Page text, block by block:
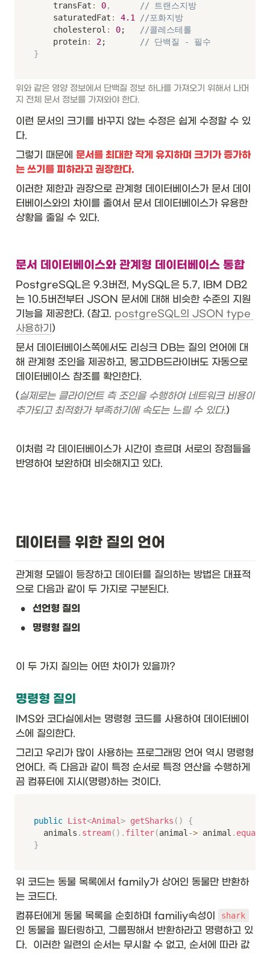
    transFat
: 0,
// 트랜스지방
    saturatedFat
: 4.1
//포화지방
    cholesterol
: 0;
//콜레스테롤
    protein
: 2;
// 단백질 - 필수
}
위와 같은 영양 정보에서 단백질 정보 하나를 가져오기 위해서 나머
지 전체 문서 정보를 가져와야 한다.
이런 문서의 크기를 바꾸지 않는 수정은 쉽게 수정할 수 있
다.
그렇기 때문에 문서를 최대한 작게 유지하며 크기가 증가하
는 쓰기를 피하라고 권장한다.
이러한 제한과 권장으로 관계형 데이터베이스가 문서 데이
터베이스와의 차이를 줄여서 문서 데이터베이스가 유용한
상황을 줄일 수 있다.
문서 데이터베이스와 관계형 데이터베이스 통합
PostgreSQL은 9.3버전, MySQL은 5.7, IBM DB2
는 10.5버전부터 JSON 문서에 대해 비슷한 수준의 지원
기능을 제공한다. (참고. postgreSQL의 JSON type
사용하기 )
문서 데이터베이스쪽에서도 리싱크 DB는 질의 언어에 대
해 관계형 조인을 제공하고, 몽고DB드라이버도 자동으로
데이터베이스 참조를 확인한다.
(실제로는 클라이언트 측 조인을 수행하여 네트워크 비용이
추가되고 최적화가 부족하기에 속도는 느릴 수 있다.)
이처럼 각 데이터베이스가 시간이 흐르며 서로의 장점들을
반영하여 보완하며 비슷해지고 있다.
데이터를 위한 질의 언어
관계형 모델이 등장하고 데이터를 질의하는 방법은 대표적
으로 다음과 같이 두 가지로 구분된다.
• 선언형 질의
• 명령형 질의
이 두 가지 질의는 어떤 차이가 있을까?
명령형 질의
IMS와 코다실에서는 명령형 코드를 사용하여 데이터베이
스에 질의한다.
그리고 우리가 많이 사용하는 프로그래밍 언어 역시 명령형
언어다. 즉 다음과 같이 특정 순서로 특정 연산을 수행하게
끔 컴퓨터에 지시(명령)하는 것이다.
public List<Animal> getSharks ( )
{
	animals
. stream( ) . filter(animal -> animal .
}
위 코드는 동물 목록에서 family가 상어인 동물만 반환하
는 코드다.
컴퓨터에게 동물 목록을 순회하며 familiy속성이
shark
인 동물을 필터링하고, 그룹핑해서 반환하라고 명령하고 있
다.  이러한 일련의 순서는 무시할 수 없고, 순서에 따라 값